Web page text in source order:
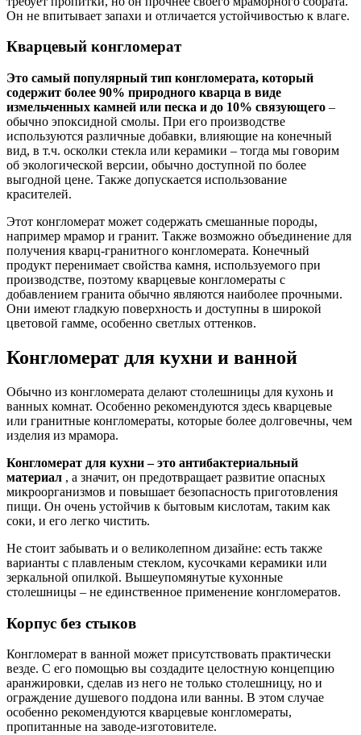
Он не впитывает запахи и отличается устойчивостью к влаге.
Кварцевый конгломерат
Это самый популярный тип конгломерата, который
содержит более 90% природного кварца в виде
измельченных камней или песка и до 10% связующего –
обычно эпоксидной смолы. При его производстве
используются различные добавки, влияющие на конечный
вид, в т.ч. осколки стекла или керамики – тогда мы говорим
об экологической версии, обычно доступной по более
выгодной цене. Также допускается использование
красителей.
Этот конгломерат может содержать смешанные породы,
например мрамор и гранит. Также возможно объединение для
получения кварц-гранитного конгломерата. Конечный
продукт перенимает свойства камня, используемого при
производстве, поэтому кварцевые конгломераты с
добавлением гранита обычно являются наиболее прочными.
Они имеют гладкую поверхность и доступны в широкой
цветовой гамме, особенно светлых оттенков.
Конгломерат для кухни и ванной
Обычно из конгломерата делают столешницы для кухонь и
ванных комнат. Особенно рекомендуются здесь кварцевые
или гранитные конгломераты, которые более долговечны, чем
изделия из мрамора.
Конгломерат для кухни – это антибактериальный
материал , а значит, он предотвращает развитие опасных
микроорганизмов и повышает безопасность приготовления
пищи. Он очень устойчив к бытовым кислотам, таким как
соки, и его легко чистить.
Не стоит забывать и о великолепном дизайне: есть также
варианты с плавленым стеклом, кусочками керамики или
зеркальной опилкой. Вышеупомянутые кухонные
столешницы – не единственное применение конгломератов.
Корпус без стыков
Конгломерат в ванной может присутствовать практически
везде. С его помощью вы создадите целостную концепцию
аранжировки, сделав из него не только столешницу, но и
ограждение душевого поддона или ванны. В этом случае
особенно рекомендуются кварцевые конгломераты,
пропитанные на заводе-изготовителе.